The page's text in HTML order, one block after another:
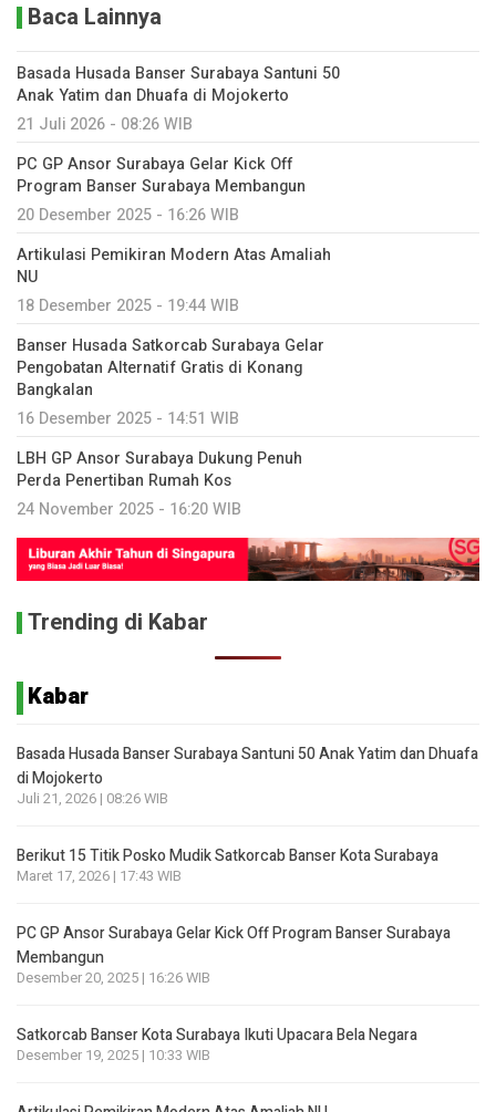
Baca Lainnya
Basada Husada Banser Surabaya Santuni 50
Anak Yatim dan Dhuafa di Mojokerto
21 Juli 2026 - 08:26 WIB
PC GP Ansor Surabaya Gelar Kick Off
Program Banser Surabaya Membangun
20 Desember 2025 - 16:26 WIB
Artikulasi Pemikiran Modern Atas Amaliah
NU
18 Desember 2025 - 19:44 WIB
Banser Husada Satkorcab Surabaya Gelar
Pengobatan Alternatif Gratis di Konang
Bangkalan
16 Desember 2025 - 14:51 WIB
LBH GP Ansor Surabaya Dukung Penuh
Perda Penertiban Rumah Kos
24 November 2025 - 16:20 WIB
Trending di Kabar
Kabar
Basada Husada Banser Surabaya Santuni 50 Anak Yatim dan Dhuafa
di Mojokerto
Juli 21, 2026 | 08:26 WIB
Berikut 15 Titik Posko Mudik Satkorcab Banser Kota Surabaya
Maret 17, 2026 | 17:43 WIB
PC GP Ansor Surabaya Gelar Kick Off Program Banser Surabaya
Membangun
Desember 20, 2025 | 16:26 WIB
Satkorcab Banser Kota Surabaya Ikuti Upacara Bela Negara
Desember 19, 2025 | 10:33 WIB